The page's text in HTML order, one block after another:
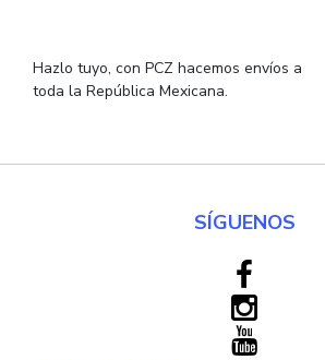
Hazlo tuyo, con PCZ hacemos envíos a
toda la República Mexicana.
SÍGUENOS